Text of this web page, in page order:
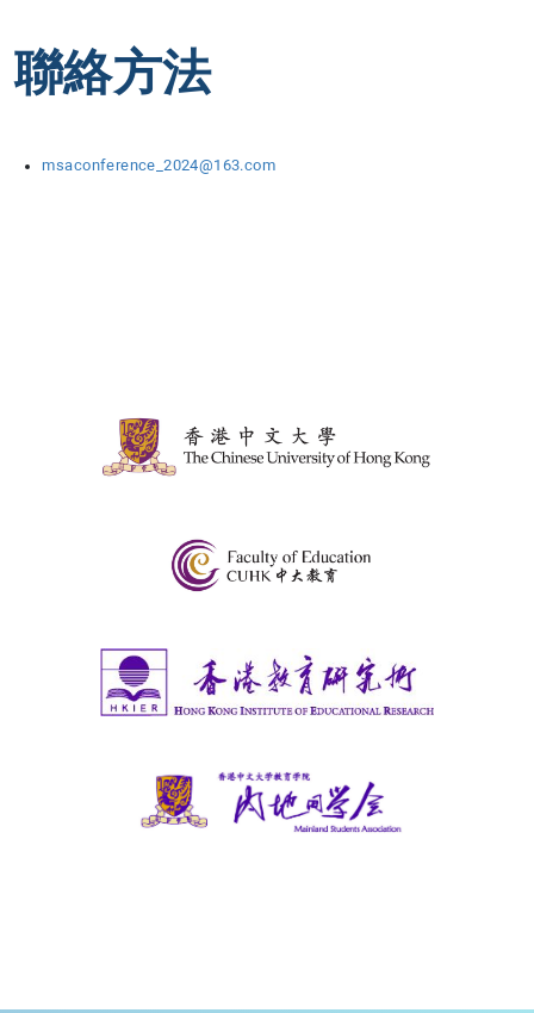
聯絡方法
msaconference_2024@163.com